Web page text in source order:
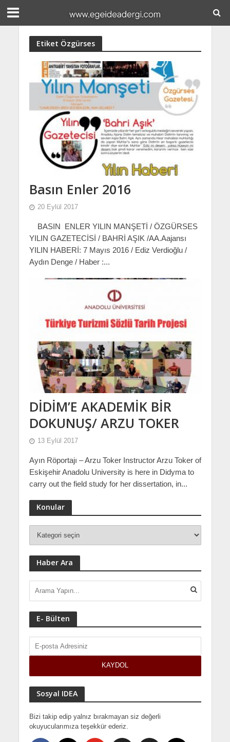
Etiket Özgürses
Basın Enler 2016
20 Eylül 2017
BASIN ENLER YILIN MANŞETİ / ÖZGÜRSES
YILIN GAZETECİSİ / BAHRİ AŞIK /AA.Aajansı
YILIN HABERİ: 7 Mayıs 2016 / Ediz Verdioğlu /
Aydın Denge / Haber :...
DİDİM’E AKADEMİK BİR
DOKUNUŞ/ ARZU TOKER
13 Eylül 2017
Ayın Röportajı – Arzu Toker Instructor Arzu Toker of
Eskişehir Anadolu University is here in Didyma to
carry out the field study for her dissertation, in...
Konular
Haber Ara
E- Bülten
Sosyal IDEA
Bizi takip edip yalnız bırakmayan siz değerli
okuyucularımıza teşekkür ederiz.